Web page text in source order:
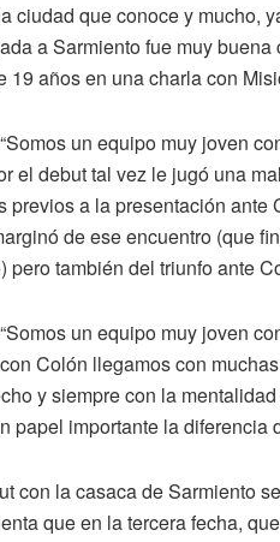
ciudad que conoce y mucho,
a Sarmiento fue muy
19 años en una charla con
el debut tal vez le jugó una
previos a la presentación
de ese encuentro (que
pero también del triunfo ante
Colón llegamos con
y siempre con la
papel importante la diferencia
con la casaca de Sarmiento
que en la tercera fecha,